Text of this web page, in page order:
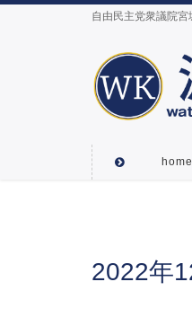
自由民主党衆議院
home
2022年